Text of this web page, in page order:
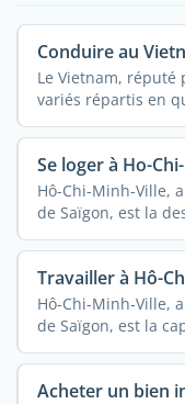
Conduire au
Le Vietnam, réputé
variés répartis en
Se loger à Ho-
Hô-Chi-Minh-Ville,
de Saïgon, est la
Travailler à Hô-
Hô-Chi-Minh-Ville,
de Saïgon, est la
Acheter un bien